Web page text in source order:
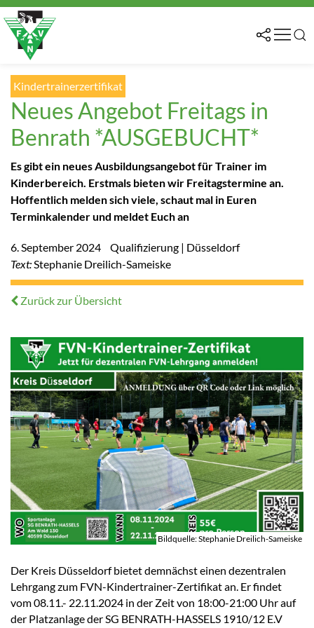
Kindertrainerzertifikat
Neues Angebot Freitags in
Benrath *AUSGEBUCHT*
Es gibt ein neues Ausbildungsangebot für Trainer im
Kinderbereich. Erstmals bieten wir Freitagstermine an.
Hoffentlich melden sich viele, schaut mal in Euren
Terminkalender und meldet Euch an
6. September 2024
Qualifizierung | Düsseldorf
Text: Stephanie Dreilich-Sameiske
Zurück zur Übersicht
Bildquelle: Stephanie Dreilich-Sameiske
Der Kreis Düsseldorf bietet demnächst einen dezentralen
Lehrgang zum FVN-Kindertrainer-Zertifikat an. Er findet
vom 08.11.- 22.11.2024 in der Zeit von 18:00-21:00 Uhr auf
der Platzanlage der SG BENRATH-HASSELS 1910/12 E.V